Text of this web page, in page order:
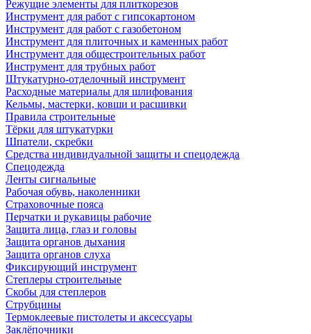
Режущие элементы для плиткорезов
Инструмент для работ с гипсокартоном
Инструмент для работ с газобетоном
Инструмент для плиточных и каменных работ
Инструмент для общестроительных работ
Инструмент для трубных работ
Штукатурно-отделочный инструмент
Расходные материалы для шлифования
Кельмы, мастерки, ковши и расшивки
Правила строительные
Тёрки для штукатурки
Шпатели, скребки
Средства индивидуальной защиты и спецодежда
Спецодежда
Ленты сигнальные
Рабочая обувь, наколенники
Страховочные пояса
Перчатки и рукавицы рабочие
Защита лица, глаз и головы
Защита органов дыхания
Защита органов слуха
Фиксирующий инструмент
Степлеры строительные
Скобы для степлеров
Струбцины
Термоклеевые пистолеты и аксессуары
Заклёпочники